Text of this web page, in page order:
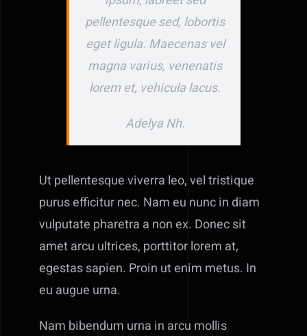
pellentesque sed, lobortis
eget ligula. Maecenas vel
magna varius, venenatis
lorem et, vehicula lacus.
Adelya Nh.
Ut pellentesque viverra leo, vel tristique
purus efficitur nec. Nam eu nunc in diam
vulputate pharetra a non ex. Donec sit
amet arcu ultrices, porttitor lorem at,
egestas sapien. Proin ut enim metus. In
eu augue urna.
Nam bibendum urna in arcu mollis